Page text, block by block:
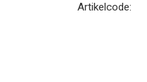
Artikelcode: